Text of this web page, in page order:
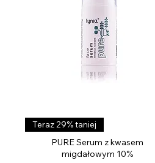
Podgląd
Teraz 29% taniej
PURE Serum z kwasem
migdałowym 10%